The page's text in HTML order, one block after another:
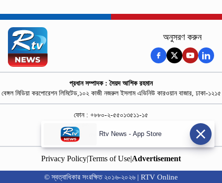
অনুসরণ করুন
প্রধান সম্পাদক : সৈয়দ আশিক রহমান
বেঙ্গল মিডিয়া করপোরেশন লিমিটেড,১০২ কাজী নজরুল ইসলাম এভিনিউ কারওয়ান বাজার, ঢাকা-১২১৫
ফোন : +৮৮০-২-৫৫০১৩৫১১-১৫
নিউজ রুম : +৮৮০-১৮৭৮১৮৪৩৬৯-৭০
বিজ্ঞাপন :
rtvdigitalad@gmail.com
Privacy Policy|Terms of Use|Advertisement
© স্বত্বাধিকার সংরক্ষিত ২০১৬-২০২৬ | RTV Online
Rtv News - App Store